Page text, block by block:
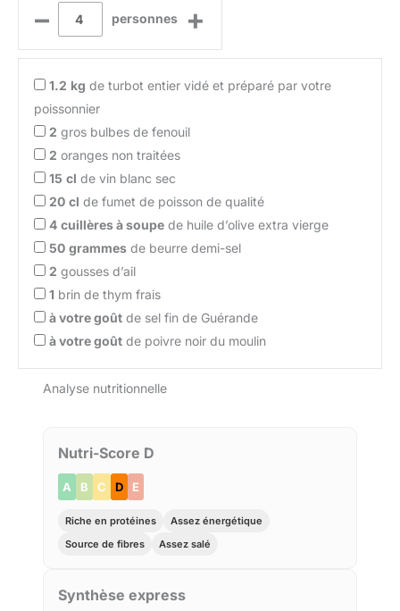
– personnes +
1.2 kg de turbot entier vidé et préparé par votre
poissonnier
2 gros bulbes de fenouil
2 oranges non traitées
15 cl de vin blanc sec
20 cl de fumet de poisson de qualité
4 cuillères à soupe de huile d’olive extra vierge
50 grammes de beurre demi-sel
2 gousses d’ail
1 brin de thym frais
à votre goût de sel fin de Guérande
à votre goût de poivre noir du moulin
Analyse nutritionnelle
Nutri-Score D
A B C D E
Riche en protéines
Assez énergétique
Source de fibres
Assez salé
Synthèse express